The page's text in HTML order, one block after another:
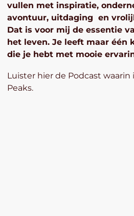
vullen met inspiratie,
avontuur, uitdaging en
Dat is voor mij de essentie
het leven. Je leeft maar één
die je hebt met mooie
Luister hier de Podcast waarin
Peaks.